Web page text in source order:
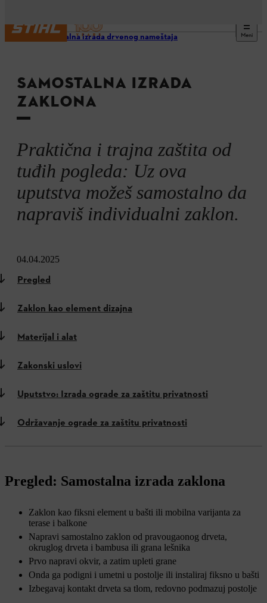
Meni
Samostalna izrada drvenog nameštaja
SAMOSTALNA IZRADA
ZAKLONA
Praktična i trajna zaštita od
tuđih pogleda: Uz ova
uputstva možeš samostalno da
napraviš individualni zaklon.
04.04.2025
Pregled
Zaklon kao element dizajna
Materijal i alat
Zakonski uslovi
Uputstvo: Izrada ograde za zaštitu privatnosti
Održavanje ograde za zaštitu privatnosti
Pregled: Samostalna izrada zaklona
Zaklon kao fiksni element u bašti ili mobilna varijanta za
terase i balkone
Napravi samostalno zaklon od pravougaonog drveta,
okruglog drveta i bambusa ili grana lešnika
Prvo napravi okvir, a zatim upleti grane
Onda ga podigni i umetni u postolje ili instaliraj fiksno u bašti
Izbegavaj kontakt drveta sa tlom, redovno podmazuj postolje